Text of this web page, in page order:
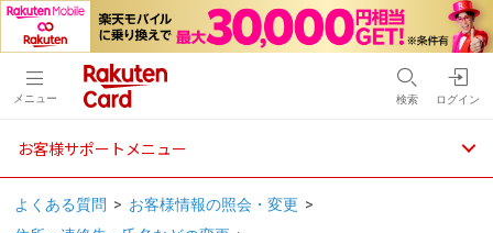
メニュー 検索 ログイン
お客様サポートメニュー
よくある質問 > お客様情報の照会・変更 >